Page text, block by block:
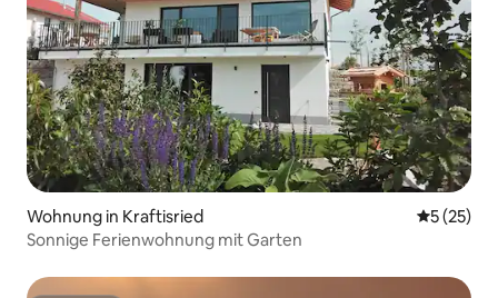
Wohnung in Kraftisried
5 (25)
Sonnige Ferienwohnung mit Garten